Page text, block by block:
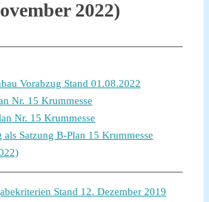
2022)
Vorabzug Stand 01.08.2022
Nr. 15 Krummesse
Nr. 15 Krummesse
als Satzung B-Plan 15 Krummesse
Stand 12. Dezember 2019